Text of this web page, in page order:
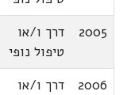
2005
דרך ו/או
טיפול נופי
2006
דרך ו/או